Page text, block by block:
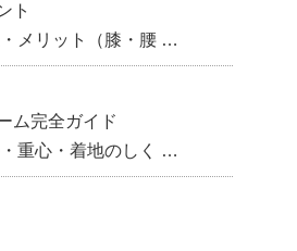
ト
メリット（膝・腰 …
ム完全ガイド
重心・着地のしく …